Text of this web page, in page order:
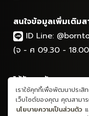
สนใจข้อมูลเพิ่มเติม
ID Line:
(จ - ศ 09.30 -
ได้รับการรับรองจาก
เราใช้คุกกี้เพื่อพัฒนาประสิ
เว็บไซต์ของคุณ คุณสามาร
นโยบายความเป็นส่วนตัว